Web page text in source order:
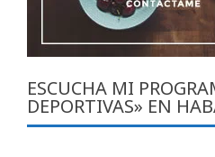
ESCUCHA MI
DEPORTIVAS» EN